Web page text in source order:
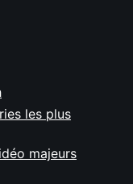
les plus
majeurs